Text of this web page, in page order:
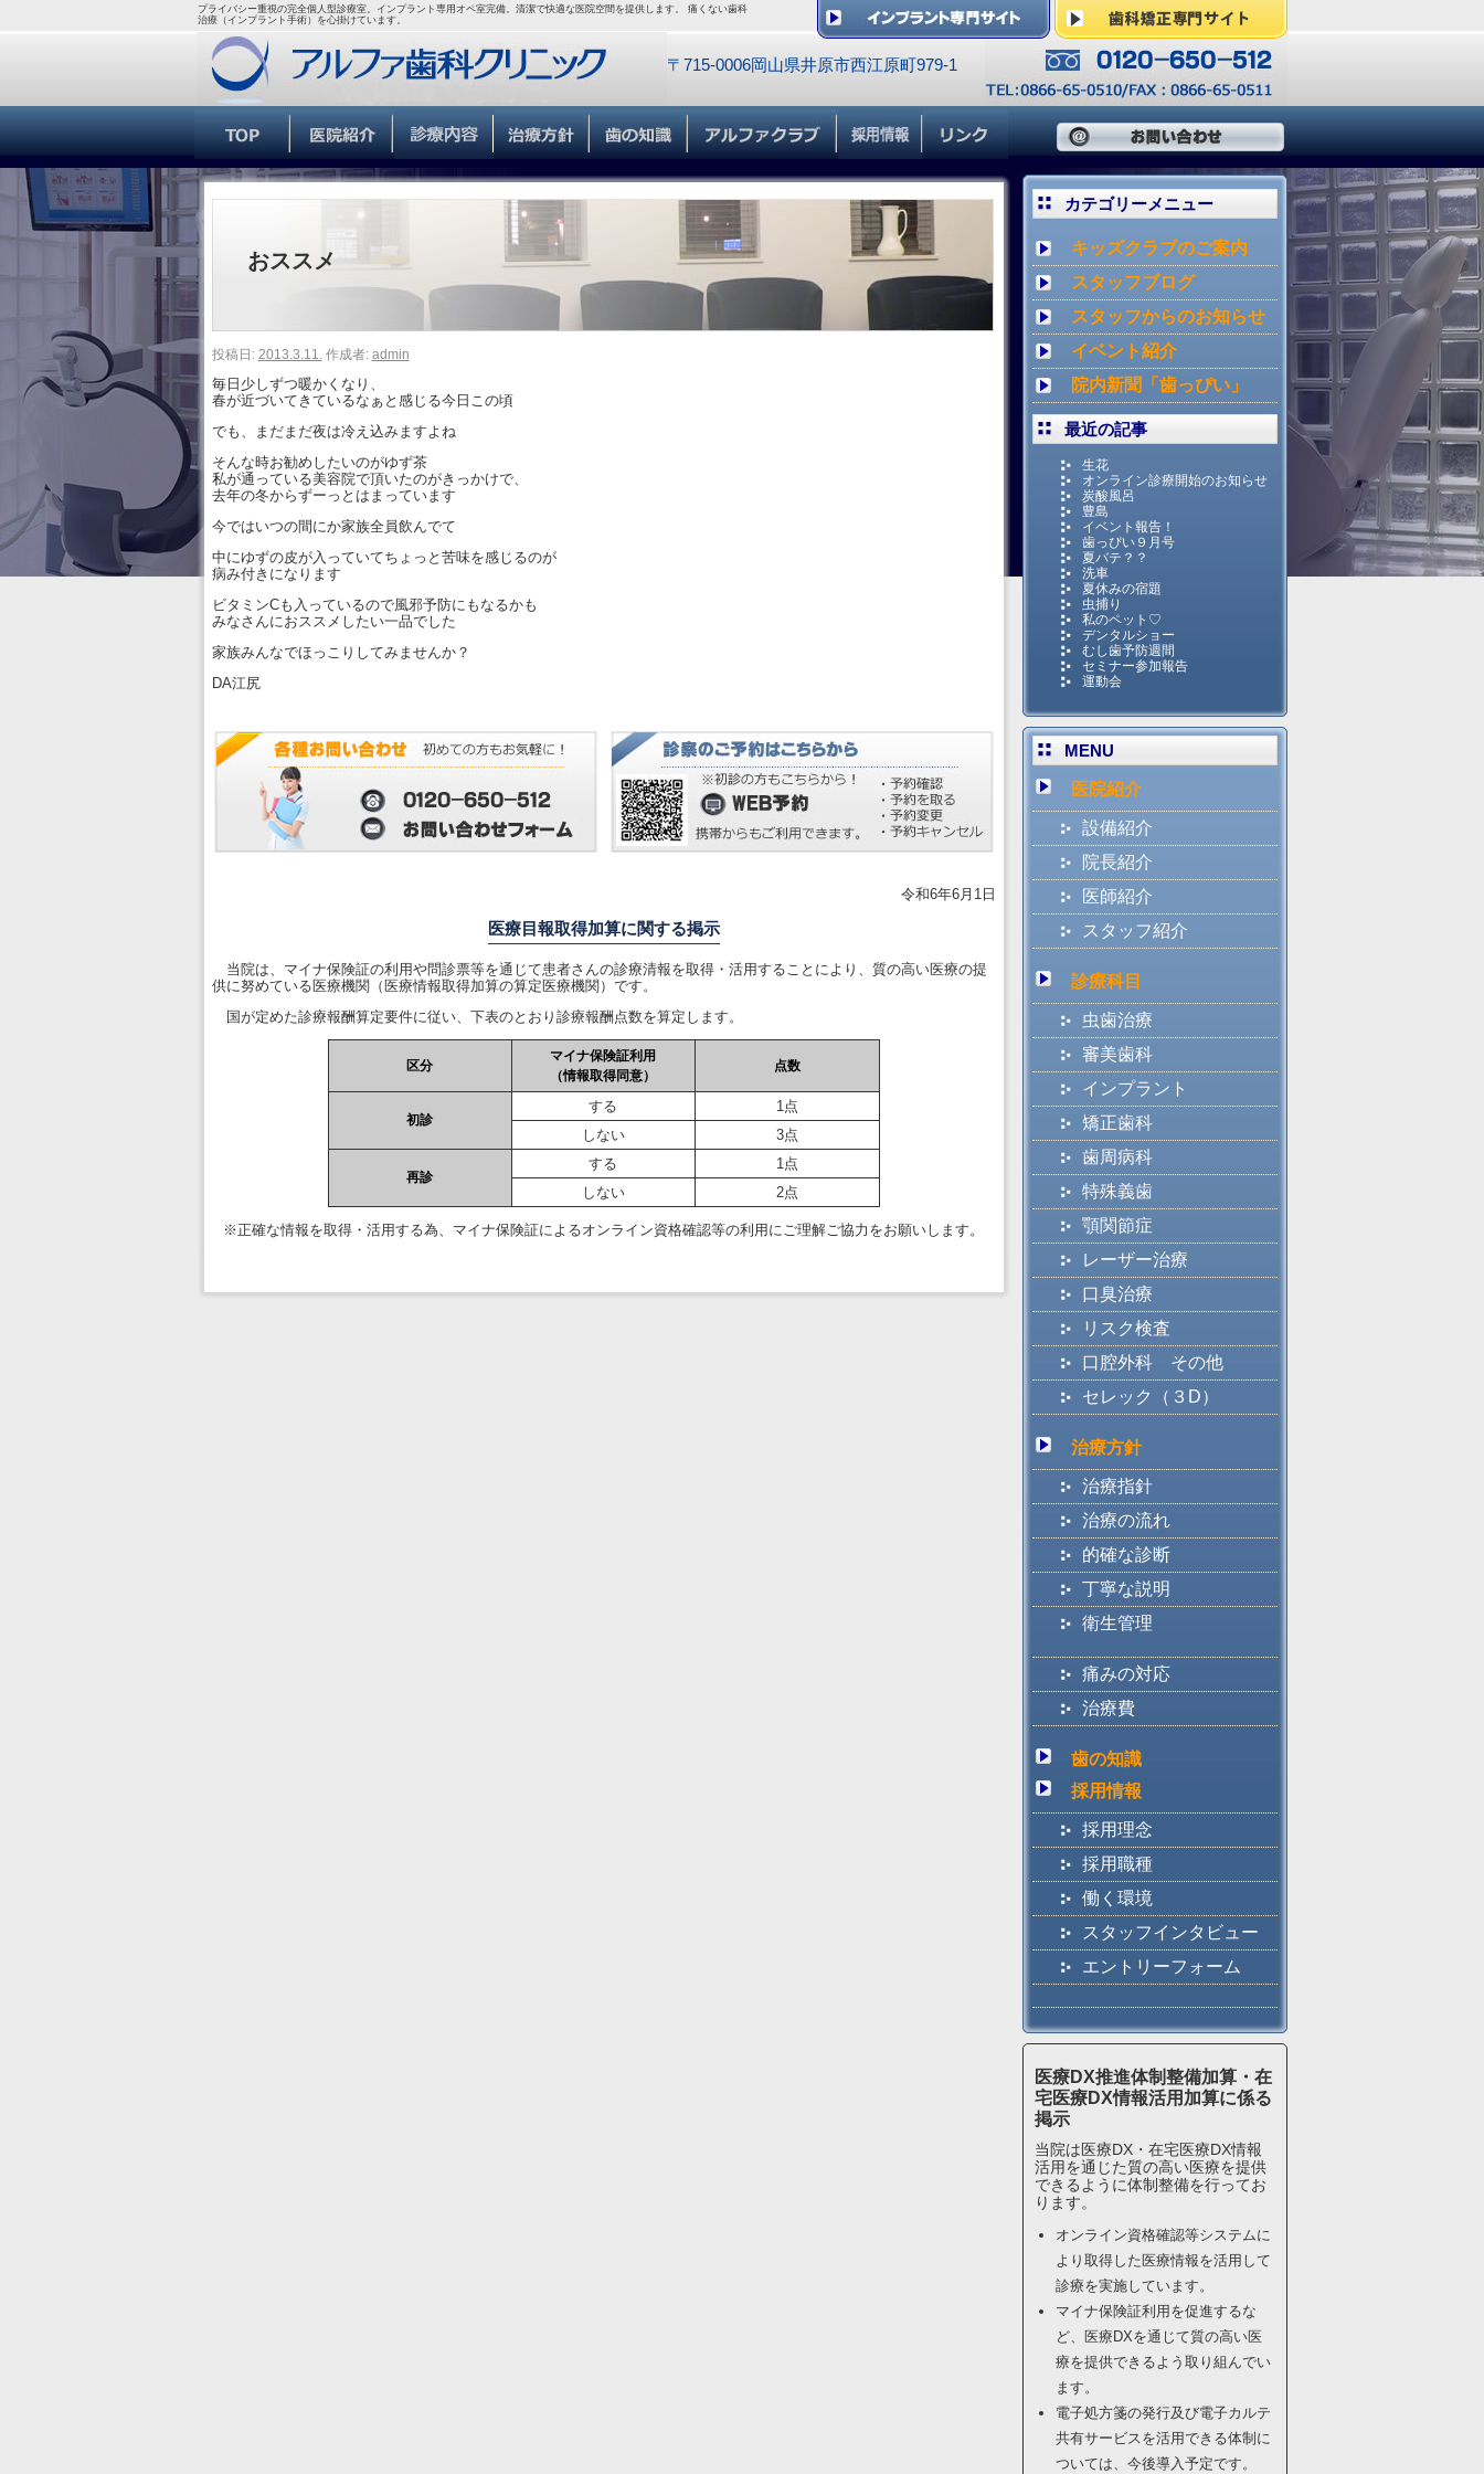
プライバシー重視の完全個人型診療室。インプラント専用オペ室完備。清潔で快適な医院空間を提供します。 痛くない歯科
治療（インプラント手術）を心掛けています。
〒715-0006岡山県井原市西江原町979-1
おススメ
投稿日: 2013.3.11. 作成者: admin
毎日少しずつ暖かくなり、
春が近づいてきているなぁと感じる今日この頃
でも、まだまだ夜は冷え込みますよね
そんな時お勧めしたいのがゆず茶
私が通っている美容院で頂いたのがきっかけで、
去年の冬からずーっとはまっています
今ではいつの間にか家族全員飲んでて
中にゆずの皮が入っていてちょっと苦味を感じるのが
病み付きになります
ビタミンCも入っているので風邪予防にもなるかも
みなさんにおススメしたい一品でした
家族みんなでほっこりしてみませんか？
DA江尻
令和6年6月1日
医療目報取得加算に関する掲示
当院は、マイナ保険証の利用や問診票等を通じて患者さんの診療清報を取得・活用することにより、質の高い医療の提
供に努めている医療機関（医療情報取得加算の算定医療機関）です。
国が定めた診療報酬算定要件に従い、下表のとおり診療報酬点数を算定します。
区分
マイナ保険証利用
（情報取得同意）
点数
初診
する
1点
しない
3点
再診
する
1点
しない
2点
※正確な情報を取得・活用する為、マイナ保険証によるオンライン資格確認等の利用にご理解ご協力をお願いします。
カテゴリーメニュー
キッズクラブのご案内
スタッフブログ
スタッフからのお知らせ
イベント紹介
院内新聞「歯っぴい」
最近の記事
生花
オンライン診療開始のお知らせ
炭酸風呂
豊島
イベント報告！
歯っぴい９月号
夏バテ？？
洗車
夏休みの宿題
虫捕り
私のペット♡
デンタルショー
むし歯予防週間
セミナー参加報告
運動会
MENU
医院紹介
設備紹介
院長紹介
医師紹介
スタッフ紹介
診療科目
虫歯治療
審美歯科
インプラント
矯正歯科
歯周病科
特殊義歯
顎関節症
レーザー治療
口臭治療
リスク検査
口腔外科 その他
セレック（３D）
治療方針
治療指針
治療の流れ
的確な診断
丁寧な説明
衛生管理
痛みの対応
治療費
歯の知識
採用情報
採用理念
採用職種
働く環境
スタッフインタビュー
エントリーフォーム
医療DX推進体制整備加算・在
宅医療DX情報活用加算に係る
掲示
当院は医療DX・在宅医療DX情報
活用を通じた質の高い医療を提供
できるように体制整備を行ってお
ります。
オンライン資格確認等システムに
より取得した医療情報を活用して
診療を実施しています。
マイナ保険証利用を促進するな
ど、医療DXを通じて質の高い医
療を提供できるよう取り組んでい
ます。
電子処方箋の発行及び電子カルテ
共有サービスを活用できる体制に
ついては、今後導入予定です。